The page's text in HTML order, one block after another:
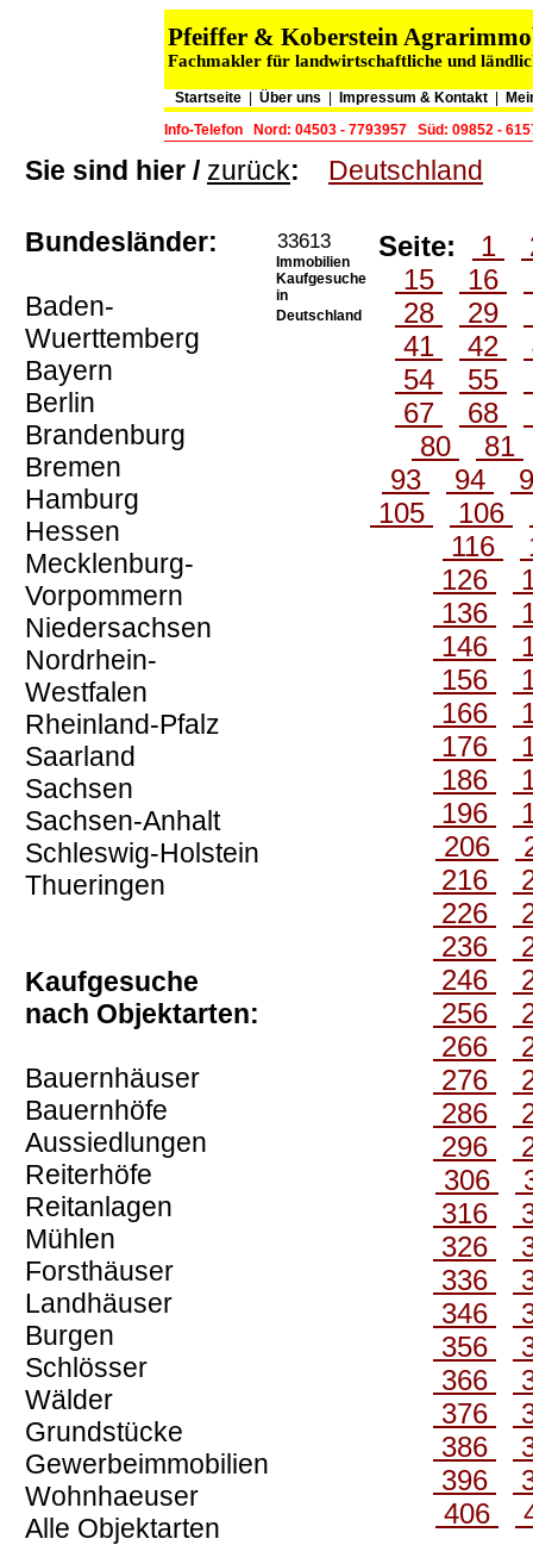
Pfeiffer & Koberstein
Fachmakler für landwirtschaftliche und
Startseite Über uns Impressum & Kontakt
Info-Telefon
Nord: 04503 - 7793957 Süd: 09852 -
Sie sind hier / zurück: Deutschland
Bundesländer:
Baden-
Wuerttemberg
Bayern
Berlin
Brandenburg
Bremen
Hamburg
Hessen
Mecklenburg-
Vorpommern
Niedersachsen
Nordrhein-
Westfalen
Rheinland-Pfalz
Saarland
Sachsen
Sachsen-Anhalt
Schleswig-Holstein
Thueringen
Kaufgesuche
nach Objektarten:
Bauernhäuser
Bauernhöfe
Aussiedlungen
Reiterhöfe
Reitanlagen
Mühlen
Forsthäuser
Landhäuser
Burgen
Schlösser
Wälder
Grundstücke
Gewerbeimmobilien
Wohnhaeuser
Alle Objektarten
33613
Immobilien
Kaufgesuche
in
Deutschland
Seite: 1
15
16
28
29
41
42
54
55
67
68
80
81
93
94
105
106
116
126
136
146
156
166
176
186
196
206
216
226
236
246
256
266
276
286
296
306
316
326
336
346
356
366
376
386
396
406